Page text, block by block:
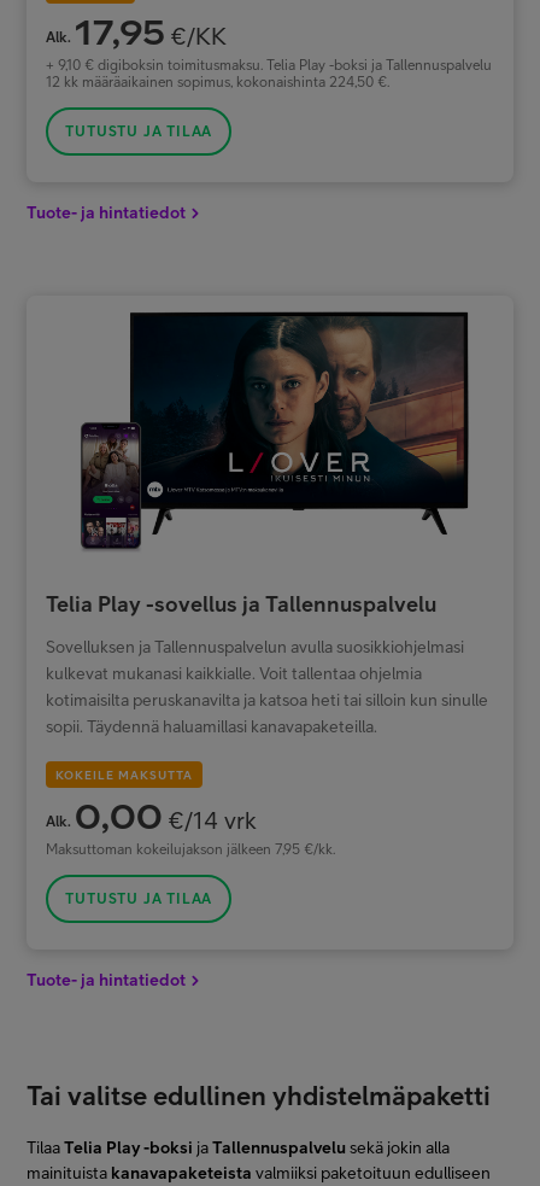
Alk. 17,95 €/KK
+ 9,10 € digiboksin toimitusmaksu. Telia Play -boksi ja Tallennuspalvelu
12 kk määräaikainen sopimus, kokonaishinta 224,50 €.
TUTUSTU JA TILAA
Tuote- ja hintatiedot
Telia Play -sovellus ja Tallennuspalvelu
Sovelluksen ja Tallennuspalvelun avulla suosikkiohjelmasi
kulkevat mukanasi kaikkialle. Voit tallentaa ohjelmia
kotimaisilta peruskanavilta ja katsoa heti tai silloin kun sinulle
sopii. Täydennä haluamillasi kanavapaketeilla.
KOKEILE MAKSUTTA
Alk. 0,00 €/14 vrk
Maksuttoman kokeilujakson jälkeen 7,95 €/kk.
TUTUSTU JA TILAA
Tuote- ja hintatiedot
Tai valitse edullinen yhdistelmäpaketti
TilaaTelia Play -boksi jaTallennuspalvelu sekä jokin alla
mainituista kanavapaketeista valmiiksi paketoituun edulliseen